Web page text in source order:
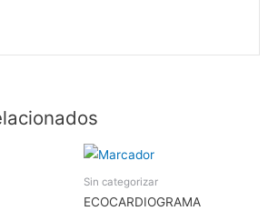
Sin categorizar
ECOCARDIOGRAMA